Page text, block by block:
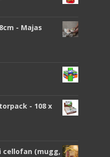
- Majas
- 108 x
cellofan (mugg,